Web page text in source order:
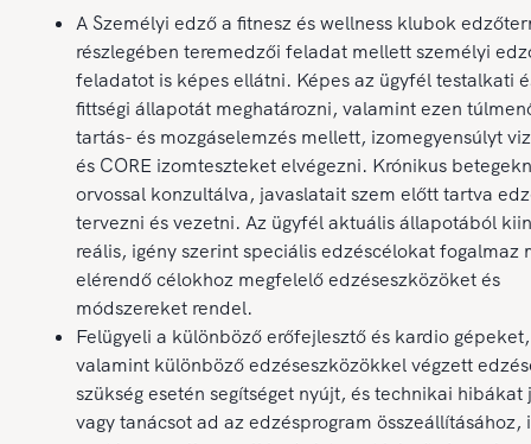
A Személyi edző a fitnesz és wellness klubok
részlegében teremedzői feladat mellett személyi
feladatot is képes ellátni. Képes az ügyfél testalkati
fittségi állapotát meghatározni, valamint ezen
tartás- és mozgáselemzés mellett, izomegyensúlyt
és CORE izomteszteket elvégezni. Krónikus
orvossal konzultálva, javaslatait szem előtt tartva
tervezni és vezetni. Az ügyfél aktuális állapotából
reális, igény szerint speciális edzéscélokat fogalmaz
elérendő célokhoz megfelelő edzéseszközöket és
módszereket rendel.
Felügyeli a különböző erőfejlesztő és kardio gépeket,
valamint különböző edzéseszközökkel végzett
szükség esetén segítséget nyújt, és technikai hibákat
vagy tanácsot ad az edzésprogram összeállításához,